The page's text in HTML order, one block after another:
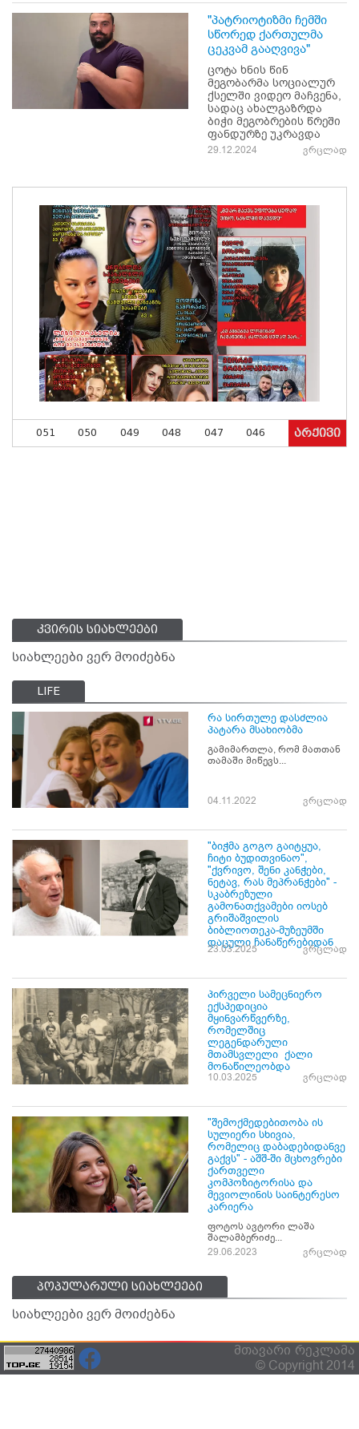
"პატრიოტიზმი ჩემში
სწორედ ქართულმა
ცეკვამ გააღვივა"
ცოტა ხნის წინ
მეგობარმა სოციალურ
ქსელში ვიდეო მაჩვენა,
სადაც ახალგაზრდა
ბიჭი მეგობრების წრეში
ფანდურზე უკრავდა
29.12.2024 ვრცლად
051 050 049 048 047 046 არქივი
კვირის სიახლეები
სიახლეები ვერ მოიძებნა
LIFE
რა სირთულე დასძლია
პატარა მსახიობმა
გამიმართლა, რომ მათთან
თამაში მიწევს...
04.11.2022 ვრცლად
"ბიჭმა გოგო გაიტყუა,
ჩიტი ბუდითვინაო",
"ქვრივო, შენი კანჭები,
ნეტავ, რას მეპრანჭები" -
სკაბრეზული
გამონათქვამები იოსებ
გრიშაშვილის
ბიბლიოთეკა-მუზეუმში
დაცული ჩანაწერებიდან
23.03.2025 ვრცლად
პირველი სამეცნიერო
ექსპედიცია
მყინვარწვერზე,
რომელშიც
ლეგენდარული
მთამსვლელი ქალი
მონაწილეობდა
10.03.2025 ვრცლად
"შემოქმედებითობა ის
სულიერი სხივია,
რომელიც დაბადებიდანვე
გაქვს" - აშშ-ში მცხოვრები
ქართველი
კომპოზიტორისა და
მევიოლინის საინტერესო
კარიერა
ფოტოს ავტორი ლაშა
შალამბერიძე...
29.06.2023
ვრცლად
პოპულარული სიახლეები
სიახლეები ვერ მოიძებნა
მთავარი რეკლამა
© Copyright 2014